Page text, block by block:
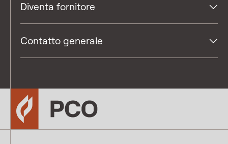
Diventa fornitore
Contatto generale